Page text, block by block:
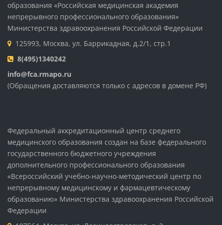
образования «Российская медицинская академия
непрерывного профессионального образования»
Министерства здравоохранения Российской Федерации
125993, Москва, ул. Баррикадная, д.2/1, стр.1
8(495)1340242
info@fca.rmapo.ru
(Обращения доставляются только с адресов в домене РФ)
Федеральный аккредитационный центр среднего
медицинского образования создан на базе федерального
государственного бюджетного учреждения
дополнительного профессионального образования
«Всероссийский учебно-научно-методический центр по
непрерывному медицинскому и фармацевтическому
образованию» Министерства здравоохранения Российской
Федерации